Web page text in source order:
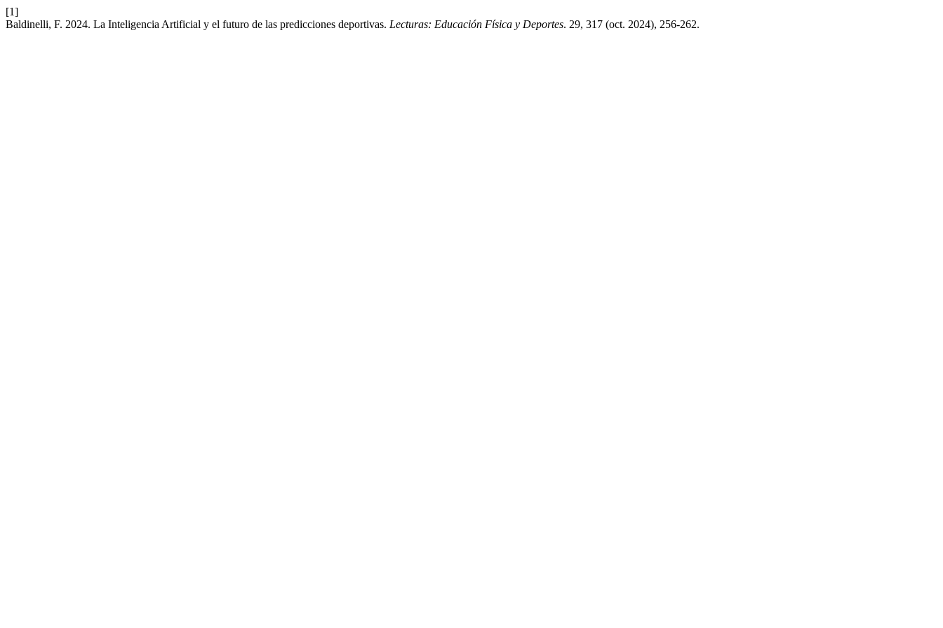
[1]
Baldinelli, F. 2024. La Inteligencia Artificial y el futuro de las predicciones deportivas. Lecturas: Educación Física y Deportes. 29, 317 (oct. 2024), 256-262.